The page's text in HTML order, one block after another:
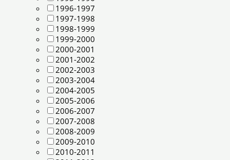
1996-1997
1997-1998
1998-1999
1999-2000
2000-2001
2001-2002
2002-2003
2003-2004
2004-2005
2005-2006
2006-2007
2007-2008
2008-2009
2009-2010
2010-2011